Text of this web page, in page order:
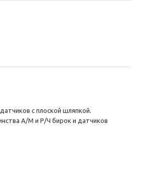
с плоской шляпкой.
А/М и Р/Ч бирок и датчиков